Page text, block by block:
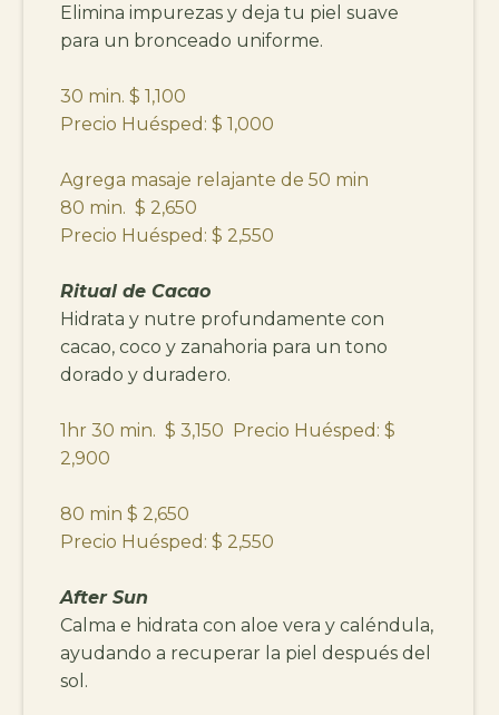
Elimina impurezas y deja tu piel suave
para un bronceado uniforme.
30 min. $ 1,100
Precio Huésped: $ 1,000
Agrega masaje relajante de 50 min
80 min. $ 2,650
Precio Huésped: $ 2,550
Ritual de Cacao
Hidrata y nutre profundamente con
cacao, coco y zanahoria para un tono
dorado y duradero.
1hr 30 min. $ 3,150 Precio Huésped: $
2,900
80 min $ 2,650
Precio Huésped: $ 2,550
After Sun
Calma e hidrata con aloe vera y caléndula,
ayudando a recuperar la piel después del
sol.